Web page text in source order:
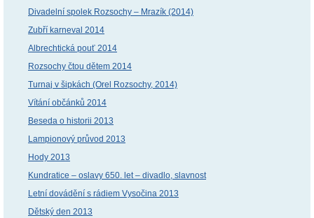
Divadelní spolek Rozsochy – Mrazík (2014)
Zubří karneval 2014
Albrechtická pouť 2014
Rozsochy čtou dětem 2014
Turnaj v šipkách (Orel Rozsochy, 2014)
Vítání občánků 2014
Beseda o historii 2013
Lampionový průvod 2013
Hody 2013
Kundratice – oslavy 650. let – divadlo, slavnost
Letní dovádění s rádiem Vysočina 2013
Dětský den 2013